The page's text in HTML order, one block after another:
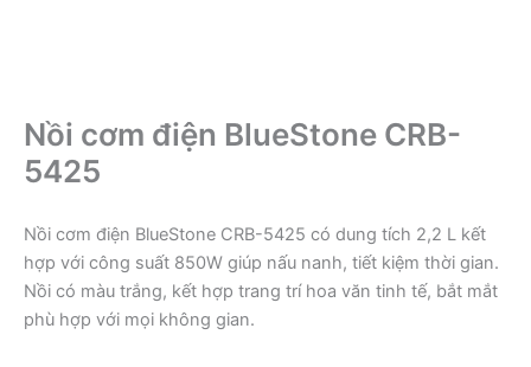
Nồi cơm điện BlueStone CRB-
5425
Nồi cơm điện BlueStone CRB-5425 có dung tích 2,2 L kết
hợp với công suất 850W giúp nấu nanh, tiết kiệm thời gian.
Nồi có màu trắng, kết hợp trang trí hoa văn tinh tế, bắt mắt
phù hợp với mọi không gian.